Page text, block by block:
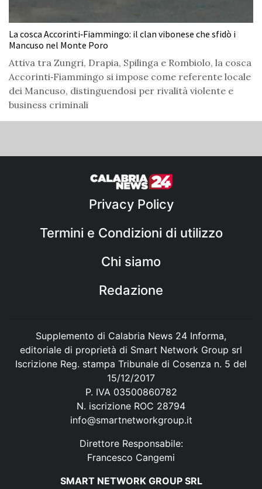
La cosca Accorinti‑Fiammingo: il clan vibonese che sfidò i
Mancuso nel Monte Poro
Attiva tra Zungri, Drapia, Spilinga e Rombiolo, la cosca
Accorinti‑Fiammingo si impose come referente locale
dei Mancuso, distinguendosi per rivalità violente e
business criminali
Privacy Policy
Termini e Condizioni di utilizzo
Chi siamo
Redazione
Supplemento di Calabria News 24 Informa,
editoriale di proprietà di Smart Network Group srl
Iscrizione Reg. stampa Tribunale di Cosenza n. 5 del
15/12/2017
P. IVA 03500860782
N. iscrizione ROC 28794
info@smartnetworkgroup.it
Direttore Responsabile:
Francesco Cangemi
SMART NETWORK GROUP SRL